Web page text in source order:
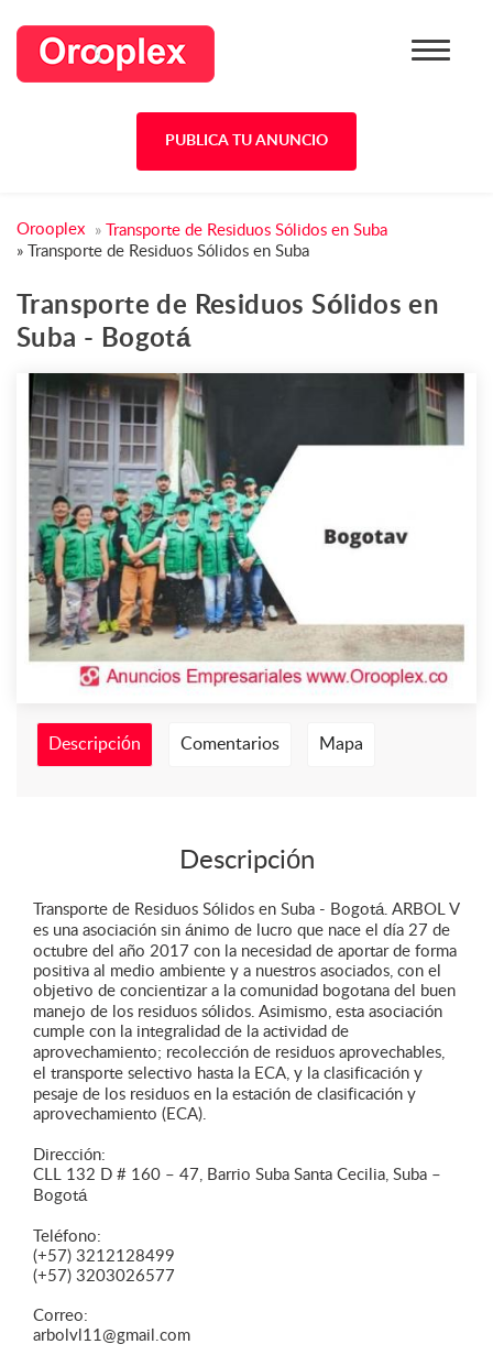
PUBLICA TU ANUNCIO
Orooplex »
Transporte de Residuos Sólidos en Suba
»
Transporte de Residuos Sólidos en Suba
Transporte de Residuos Sólidos en
Suba - Bogotá
Descripción Comentarios Mapa
Descripción
Transporte de Residuos Sólidos en Suba - Bogotá. ARBOL V
es una asociación sin ánimo de lucro que nace el día 27 de
octubre del año 2017 con la necesidad de aportar de forma
positiva al medio ambiente y a nuestros asociados, con el
objetivo de concientizar a la comunidad bogotana del buen
manejo de los residuos sólidos. Asimismo, esta asociación
cumple con la integralidad de la actividad de
aprovechamiento; recolección de residuos aprovechables,
el transporte selectivo hasta la ECA, y la clasificación y
pesaje de los residuos en la estación de clasificación y
aprovechamiento (ECA).
Dirección:
CLL 132 D # 160 – 47, Barrio Suba Santa Cecilia, Suba –
Bogotá
Teléfono:
(+57) 3212128499
(+57) 3203026577
Correo:
arbolvl11@gmail.com